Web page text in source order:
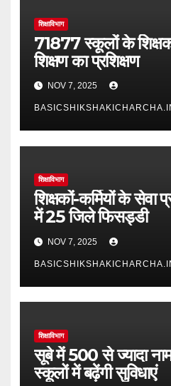
शिक्षाविभाग
71877 स्कूलों के
शिक्षण का प्रशिक्षण
NOV 7, 2025
शिक्षाविभाग
शिक्षकों-कर्मियों के सेवा
में 25 जिले फिसड्डी
NOV 7, 2025
शिक्षाविभाग
सूबे में 500 से ज्यादा
स्कूलों में बढ़ेंगी सुविधाएं